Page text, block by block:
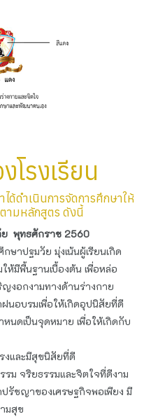
โรงเรียน
ด้ดำเนินการจัดการศึกษาให้
ามหลักสูตร ดังนี้
ย พุทธศักราช 2560
มวัย มุ่งเน้นผู้เรียนเกิด
ห้มีพื้นฐานเบื้องต้น เพื่อหล่อ
งอกงามทางด้านร่างกาย
นอบรมเพื่อให้เกิดอุปนิสัยที่ดี
นดเป็นจุดหมาย เพื่อให้เกิดกับ
งและมีสุขนิสัยที่ดี
ม จริยธรรมและจิตใจที่ดีงาม
รัชญาของเศรษฐกิจพอเพียง มี
มสุข